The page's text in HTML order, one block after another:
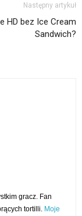
Następny artykuł
HD bez Ice Cream
Sandwich?
gracz. Fan
tortilli. Moje